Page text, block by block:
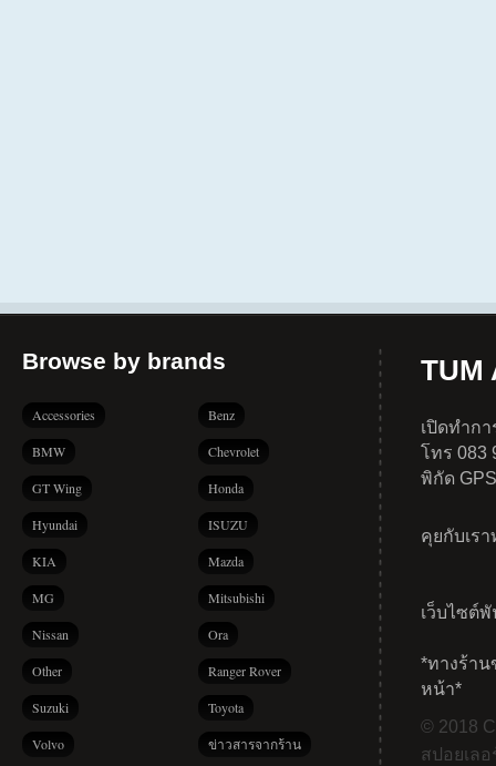
Browse by brands
Accessories Benz
BMW Chevrolet
GT Wing Honda
Hyundai ISUZU
KIA Mazda
MG Mitsubishi
Nissan Ora
Other Ranger Rover
Suzuki Toyota
Volvo ข่าวสารจากร้าน
TUM
เปิดทำก
โทร 083
พิกัด
คุยกับเร
เว็บไซต์
*ทางร้าน
หน้า*
© 2018
สปอยเล